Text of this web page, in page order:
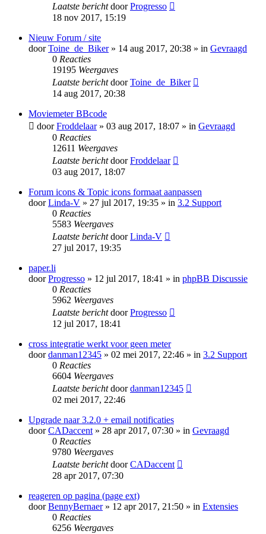
Laatste berichtdoorProgresso
18 nov 2017, 15:19
Nieuw Forum / site
doorToine_de_Biker» 14 aug 2017, 20:38 » in Gevraagd
0 Reacties
19195 Weergaves
Laatste berichtdoorToine_de_Biker
14 aug 2017, 20:38
Moviemeter BBcode
doorFroddelaar» 03 aug 2017, 18:07 » in Gevraagd
0 Reacties
12611 Weergaves
Laatste berichtdoorFroddelaar
03 aug 2017, 18:07
Forum icons & Topic icons formaat aanpassen
doorLinda-V » 27 jul 2017, 19:35 » in 3.2 Support
0 Reacties
5583 Weergaves
Laatste berichtdoorLinda-V
27 jul 2017, 19:35
paper.li
doorProgresso » 12 jul 2017, 18:41 » in phpBB Discussie
0 Reacties
5962 Weergaves
Laatste berichtdoorProgresso
12 jul 2017, 18:41
cross integratie werkt voor geen meter
doordanman12345 » 02 mei 2017, 22:46 » in 3.2 Support
0 Reacties
6604 Weergaves
Laatste berichtdoordanman12345
02 mei 2017, 22:46
Upgrade naar 3.2.0 + email notificaties
doorCADaccent» 28 apr 2017, 07:30 » in Gevraagd
0 Reacties
9780 Weergaves
Laatste berichtdoorCADaccent
28 apr 2017, 07:30
reageren op pagina (page ext)
doorBennyBernaer» 12 apr 2017, 21:50 » in Extensies
0 Reacties
6256 Weergaves